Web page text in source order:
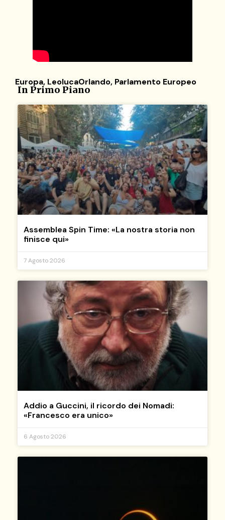
Europa, LeolucaOrlando, Parlamento Europeo
In Primo Piano
Assemblea Spin Time: «La nostra storia non
finisce qui»
7 Agosto 2026
Addio a Guccini, il ricordo dei Nomadi:
«Francesco era unico»
6 Agosto 2026